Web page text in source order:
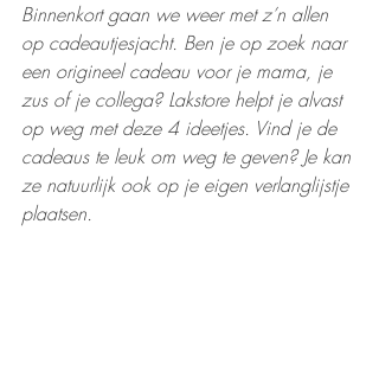
Binnenkort gaan we weer met z’n allen
op cadeautjesjacht. Ben je op zoek naar
een origineel cadeau voor je mama, je
zus of je collega? Lakstore helpt je alvast
op weg met deze 4 ideetjes. Vind je de
cadeaus te leuk om weg te geven? Je kan
ze natuurlijk ook op je eigen verlanglijstje
plaatsen.